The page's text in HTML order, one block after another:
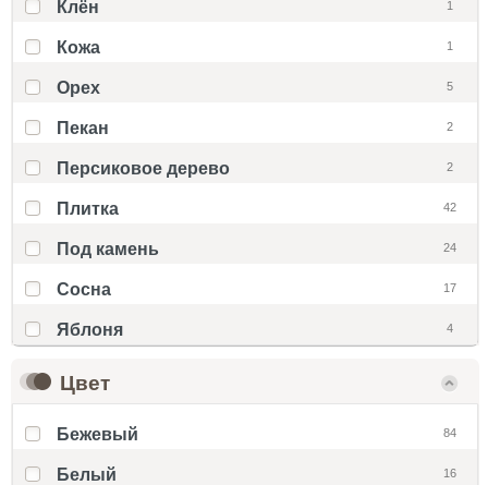
Клён 1
Кожа 1
Орех 5
Пекан 2
Персиковое дерево 2
Плитка 42
Под камень 24
Сосна 17
Яблоня 4
Цвет
Бежевый 84
Белый 16